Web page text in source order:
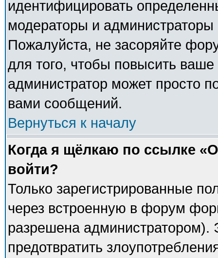
идентифицировать
модераторы и
Пожалуйста, не засоряйте
для того, чтобы повысить
администратор может просто
вами сообщений.
Вернуться к началу
Когда я щёлкаю по ссылке
войти?
Только зарегистрированные
через встроенную в форум
разрешена администратором).
предотвратить